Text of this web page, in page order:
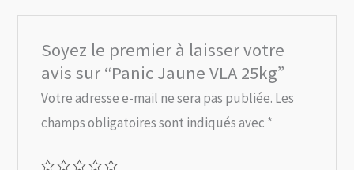
Soyez le premier à laisser votre
avis sur “Panic Jaune VLA 25kg”
Votre adresse e-mail ne sera pas publiée. Les
champs obligatoires sont indiqués avec *